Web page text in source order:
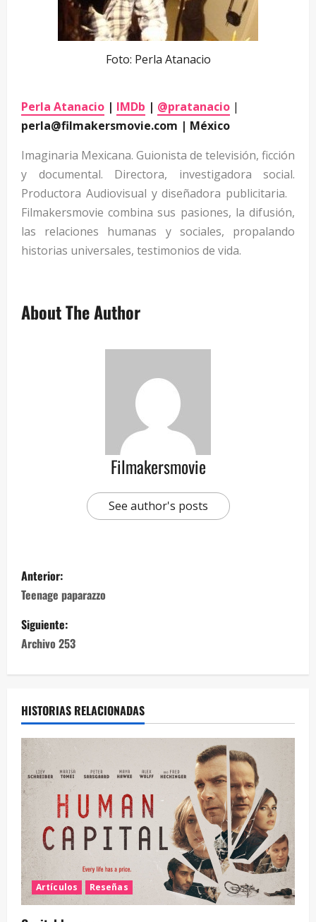
Foto: Perla Atanacio
Perla Atanacio | IMDb | @pratanacio |
perla@filmakersmovie.com | México
Imaginaria Mexicana. Guionista de televisión, ficción
y documental. Directora, investigadora social.
Productora Audiovisual y diseñadora publicitaria.
Filmakersmovie combina sus pasiones, la difusión,
las relaciones humanas y sociales, propalando
historias universales, testimonios de vida.
About The Author
Filmakersmovie
See author's posts
Anterior:
Teenage paparazzo
Siguiente:
Archivo 253
HISTORIAS RELACIONADAS
Artículos Reseñas